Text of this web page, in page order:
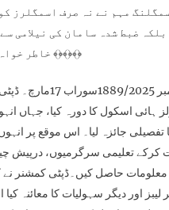
مہم نے نہ صرف اسمگلرز
ضبط شدہ سامان کی نیلامی
خاطر خواہ ریونیو حاصل ہوا۔ ﴾﴿﴾﴿﴾﴿
خبرنامہ نمبر 1889/
ہائی اسکول کا دورہ کیا، جہاں
تفصیلی جائزہ لیا۔ اس موقع پر
کرکے تعلیمی سرگرمیوں، درپیش
حاصل کیں۔ڈپٹی کمشنر
لیبز اور دیگر سہولیات کا معائنہ